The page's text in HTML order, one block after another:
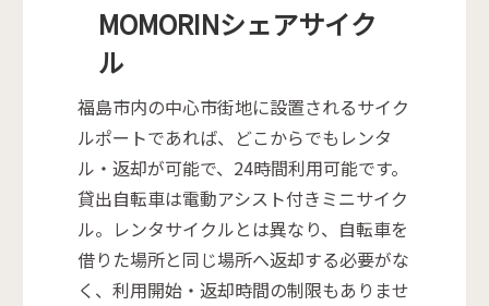
MOMORINシェアサイク
ル
福島市内の中心市街地に設置されるサイク
ルポートであれば、どこからでもレンタ
ル・返却が可能で、24時間利用可能です。
貸出自転車は電動アシスト付きミニサイク
ル。レンタサイクルとは異なり、自転車を
借りた場所と同じ場所へ返却する必要がな
く、利用開始・返却時間の制限もありませ